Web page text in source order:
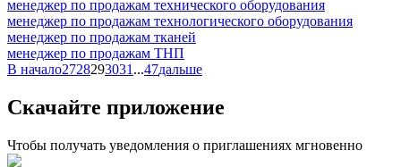
менеджер по продажам технического оборудования
менеджер по продажам технологического оборудования
менеджер по продажам тканей
менеджер по продажам ТНП
В начало2728293031 ...47дальше
Скачайте приложение
Чтобы получать уведомления о приглашениях мгновенно